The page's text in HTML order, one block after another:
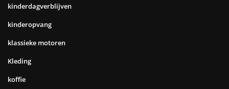
kinderdagverblijven
kinderopvang
klassieke motoren
Kleding
koffie